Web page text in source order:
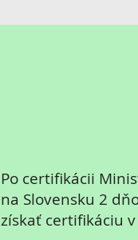
Po certifikácii
na Slovensku 2
získať certifikáciu